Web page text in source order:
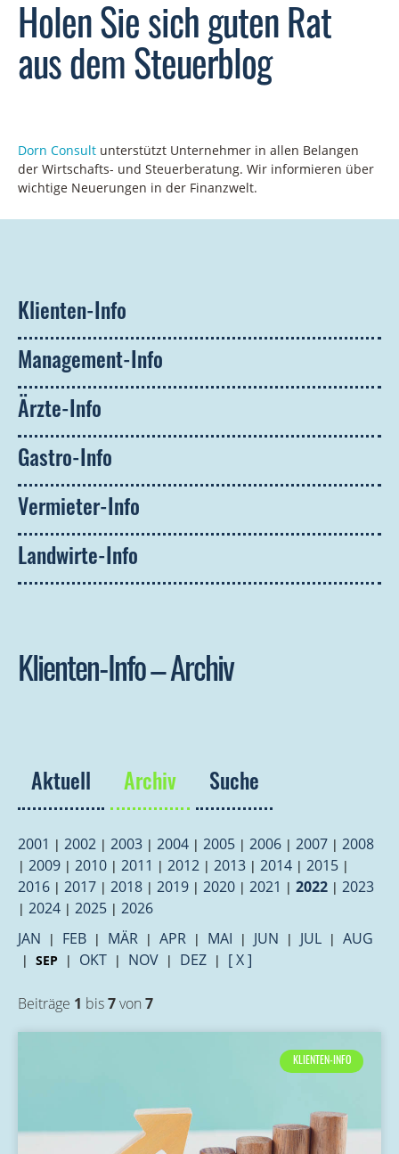
Holen Sie sich guten Rat
aus dem Steuerblog
Dorn Consult unterstützt Unternehmer in allen Belangen
der Wirtschafts- und Steuerberatung. Wir informieren über
wichtige Neuerungen in der Finanzwelt.
Klienten-Info
Management-Info
Ärzte-Info
Gastro-Info
Vermieter-Info
Landwirte-Info
Klienten-Info – Archiv
Aktuell Archiv Suche
2001 | 2002 | 2003 | 2004 | 2005 | 2006 | 2007 | 2008
| 2009 | 2010 | 2011 | 2012 | 2013 | 2014 | 2015 |
2016 | 2017 | 2018 | 2019 | 2020 | 2021 | 2022 | 2023
| 2024 | 2025 | 2026
JAN | FEB | MÄR | APR | MAI | JUN | JUL | AUG
| SEP | OKT | NOV | DEZ | [ X ]
Beiträge 1 bis7von 7
KLIENTEN-INFO